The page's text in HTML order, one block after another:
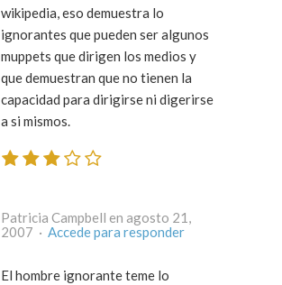
wikipedia, eso demuestra lo
ignorantes que pueden ser algunos
muppets que dirigen los medios y
que demuestran que no tienen la
capacidad para dirigirse ni digerirse
a si mismos.
Patricia Campbell en agosto 21,
2007 · Accede para responder
El hombre ignorante teme lo